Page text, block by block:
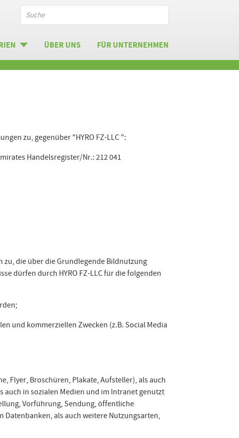
ÜBER UNS FÜR UNTERNEHMEN
zu, gegenüber "HYRO FZ-LLC ":
Handelsregister/Nr.: 212 041
die über die Grundlegende Bildnutzung
dürfen durch HYRO FZ-LLC für die folgenden
und kommerziellen Zwecken (z.B. Social Media
Flyer, Broschüren, Plakate, Aufsteller), als auch
in sozialen Medien und im Intranet genutzt
Vorführung, Sendung, öffentliche
als auch weitere Nutzungsarten,